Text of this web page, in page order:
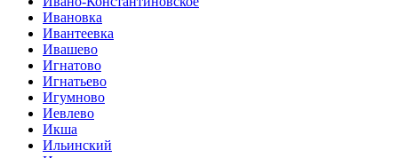
Ивановка
Ивантеевка
Ивашево
Игнатово
Игнатьево
Игумново
Иевлево
Икша
Ильинский